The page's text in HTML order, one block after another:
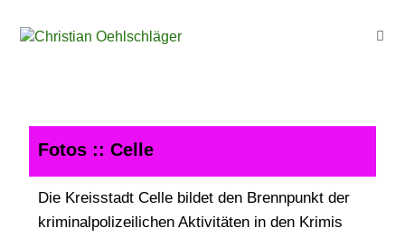
Fotos :: Celle
Die Kreisstadt Celle bildet den Brennpunkt der
kriminalpolizeilichen Aktivitäten in den Krimis